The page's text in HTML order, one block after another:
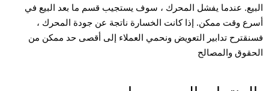
البيع. عندما يفشل المحرك ، سوف يستجيب قسم ما بعد البيع في
أسرع وقت ممكن. إذا كانت الخسارة ناتجة عن جودة المحرك ،
فسنقترح تدابير التعويض ونحمي العملاء إلى أقصى حد ممكن من
الحقوق والمصالح